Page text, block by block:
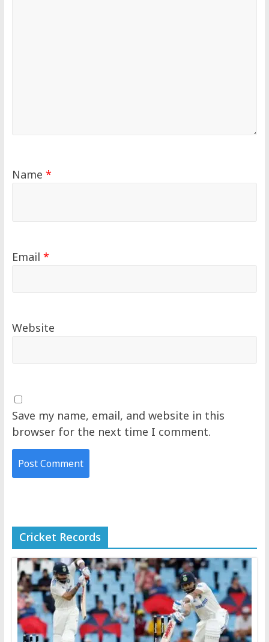
Name *
Email *
Website
Save my name, email, and website in this
browser for the next time I comment.
Cricket Records